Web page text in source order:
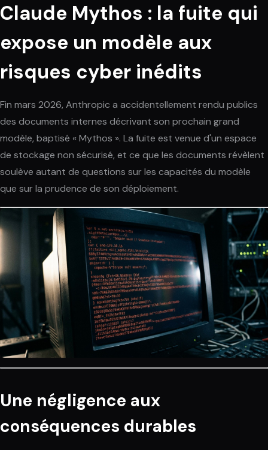
Claude Mythos : la fuite qui
expose un modèle aux
risques cyber inédits
Fin mars 2026, Anthropic a accidentellement rendu publics
des documents internes décrivant son prochain grand
modèle, baptisé « Mythos ». La fuite est venue d'un espace
de stockage non sécurisé, et ce que les documents révèlent
soulève autant de questions sur les capacités du modèle
que sur la prudence de son déploiement.
Une négligence aux
conséquences durables